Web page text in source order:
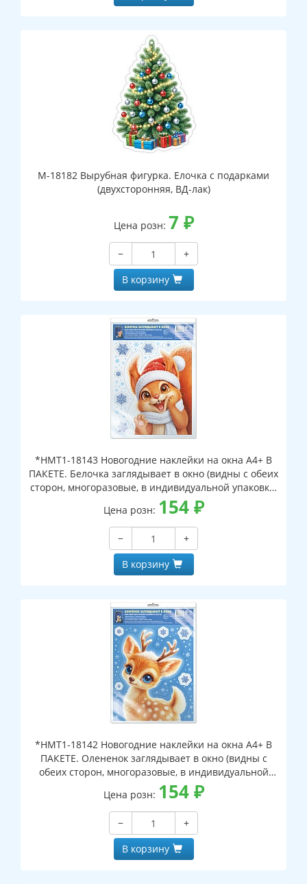
М-18182 Вырубная фигурка. Елочка с подарками
(двухсторонняя, ВД-лак)
Цена розн: 7 ₽
−
+
В корзину
*НМТ1-18143 Новогодние наклейки на окна А4+ В
ПАКЕТЕ. Белочка заглядывает в окно (видны с обеих
сторон, многоразовые, в индивидуальной упаковке,
с европодвесом и клеевым клапаном)
Цена розн: 154₽
−
+
В корзину
*НМТ1-18142 Новогодние наклейки на окна А4+ В
ПАКЕТЕ. Олененок заглядывает в окно (видны с
обеих сторон, многоразовые, в индивидуальной
упаковке, с европодвесом и клеевым клапаном)
Цена розн: 154₽
−
+
В корзину